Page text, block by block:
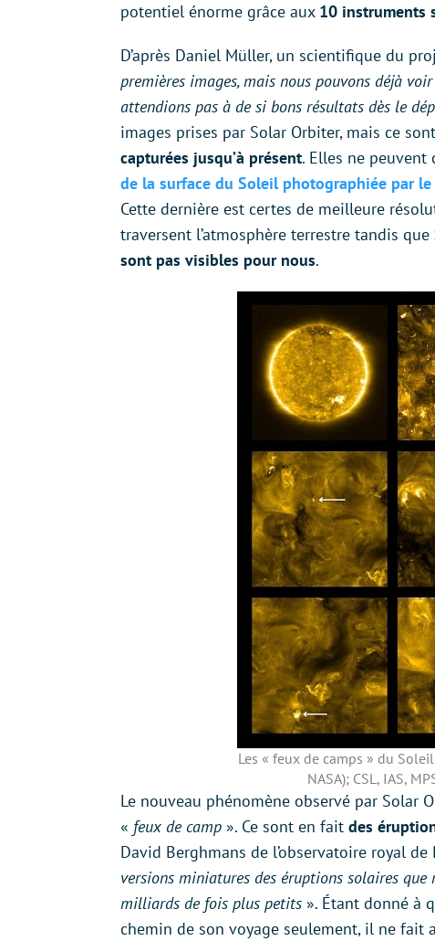
potentiel énorme grâce aux 10 instruments
D’après Daniel Müller, un scientifique du
premières images, mais nous pouvons déjà
attendions pas à de si bons résultats dès le
images prises par Solar Orbiter, mais ce
capturées jusqu’à présent. Elles ne peuvent
de la surface du Soleil photographiée par
Cette dernière est certes de meilleure
traversent l’atmosphère terrestre tandis que
sont pas visibles pour nous.
Les « feux de camps » du
NASA); CSL, IAS,
Le nouveau phénomène observé par Solar
« feux de camp ». Ce sont en fait des
David Berghmans de l’observatoire royal
versions miniatures des éruptions solaires
milliards de fois plus petits ». Étant donné à
chemin de son voyage seulement, il ne fait